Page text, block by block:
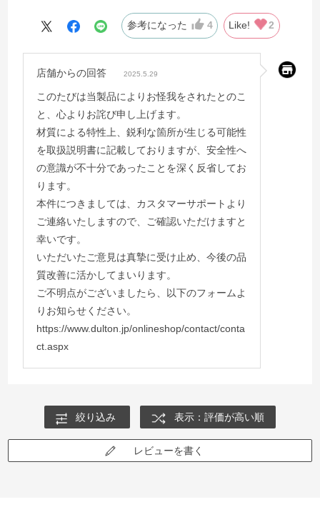
参考になった 4 Like! 2
店舗からの回答 2025.5.29
このたびは当製品によりお怪我をされたとのこ
と、心よりお詫び申し上げます。
材質による特性上、鋭利な箇所が生じる可能性
を取扱説明書に記載しておりますが、安全性へ
の意識が不十分であったことを深く反省してお
ります。
本件につきましては、カスタマーサポートより
ご連絡いたしますので、ご確認いただけますと
幸いです。
いただいたご意見は真摯に受け止め、今後の品
質改善に活かしてまいります。
ご不明点がございましたら、以下のフォームよ
りお知らせください。
https://www.dulton.jp/onlineshop/contact/conta
ct.aspx
絞り込み 表示：評価が高い順
レビューを書く